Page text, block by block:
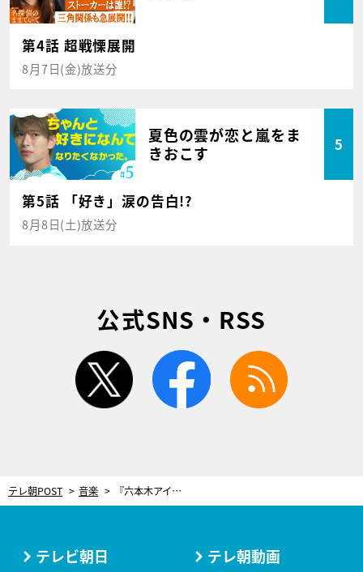
第4話 超戦慄展開
8月7日(金)放送分
夏色の雲が恋と嵐をま
きおこす
5
第5話 「好き」涙の告白!?
8月8日(土)放送分
公式SNS・RSS
twitter facebook
テレ朝POST 音楽 『六本木アイドルフェスティバル』が今年も開催決定！豪華22組の第1弾出演アイドル発表
テレビ朝日 テレ朝動画